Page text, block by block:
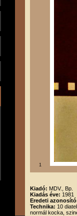
1
Kiadó: MDV., Bp.
Kiadás éve: 1981
Eredeti
Technika: 10
normál kocka,